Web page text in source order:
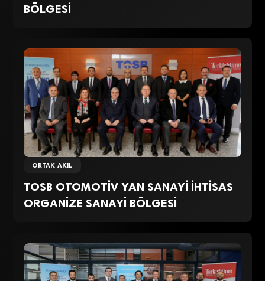
BÖLGESİ
ORTAK AKIL
TOSB OTOMOTİV YAN SANAYİ İHTİSAS
ORGANİZE SANAYİ BÖLGESİ